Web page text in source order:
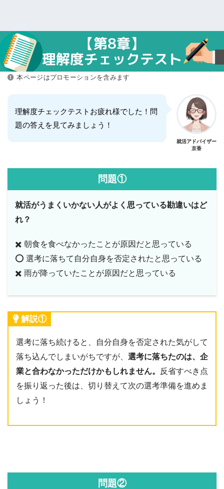
本ページはプロモーションを含みます
理解度チェックテストお疲れ様でした！問
題の答えを見てみましょう！
就活アドバイザー
京香
問題①
就活がうまくいかない人がよく思っている勘違いはど
れ？
✖️ 朝食を食べなかったことが原因だと思っている
⭕️ 選考に落ちて自分自身を否定されたと思っている
✖️ 雨が降っていたことが原因だと思っている
解説①
選考に落ち続けると、自分自身を否定された気がして
落ち込んでしまいがちですが、 選考に落ちたのは、企
業と合わなかっただけかもしれません。
反省すべき点
を振り返った後は、切り替えて次の選考準備を進めま
しょう！
問題②